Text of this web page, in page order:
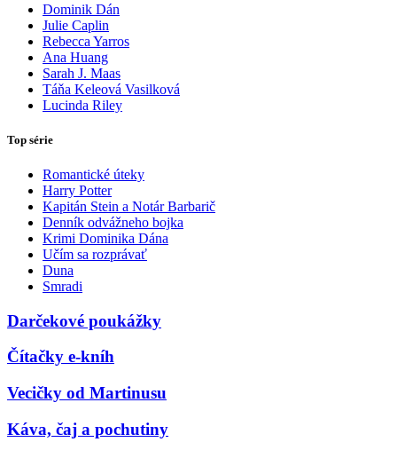
Dominik Dán
Julie Caplin
Rebecca Yarros
Ana Huang
Sarah J. Maas
Táňa Keleová Vasilková
Lucinda Riley
Top série
Romantické úteky
Harry Potter
Kapitán Stein a Notár Barbarič
Denník odvážneho bojka
Krimi Dominika Dána
Učím sa rozprávať
Duna
Smradi
Darčekové poukážky
Čítačky e-kníh
Vecičky od Martinusu
Káva, čaj a pochutiny